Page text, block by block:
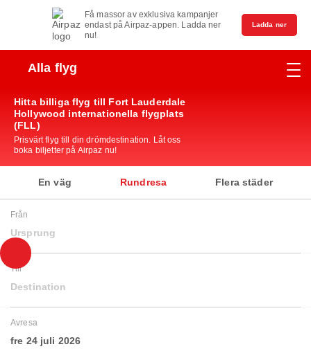
Få massor av exklusiva kampanjer
endast på Airpaz-appen. Ladda ner
nu!
Ladda ner
Alla flyg
Hitta billiga flyg till Fort Lauderdale
Hollywood internationella flygplats
(FLL)
Prisvärt flyg till din drömdestination. Låt oss
boka biljetter på Airpaz nu!
En väg Rundresa Flera städer
Från
Ursprung
Till
Destination
Avresa
fre 24 juli 2026